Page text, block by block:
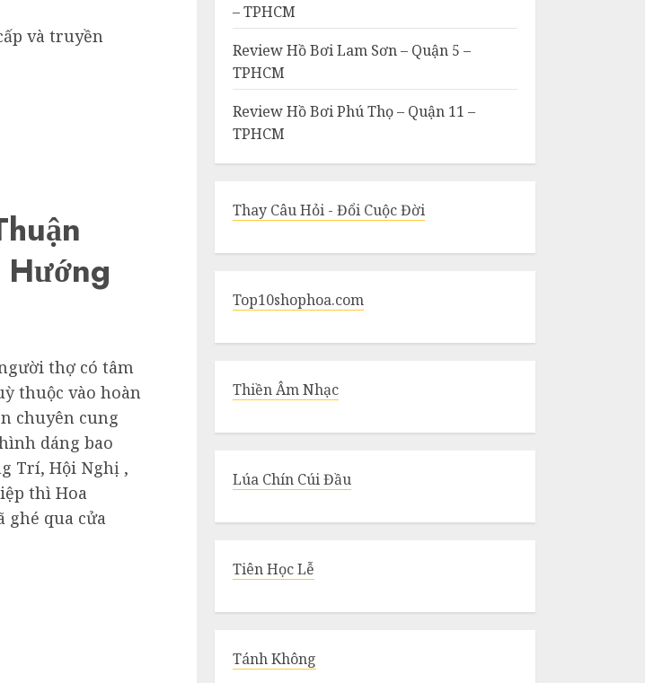
và truyền
thợ có tâm
thuộc vào hoàn
chuyên cung
dáng bao
Trí, Hội Nghị ,
thì Hoa
ghé qua cửa
– TPHCM
Review Hồ Bơi Lam Sơn – Quận 5 –
TPHCM
Review Hồ Bơi Phú Thọ – Quận 11 –
TPHCM
Thay Câu Hỏi - Đổi Cuộc Đời
Top10shophoa.com
Thiền Âm Nhạc
Lúa Chín Cúi Đầu
Tiên Học Lễ
Tánh Không